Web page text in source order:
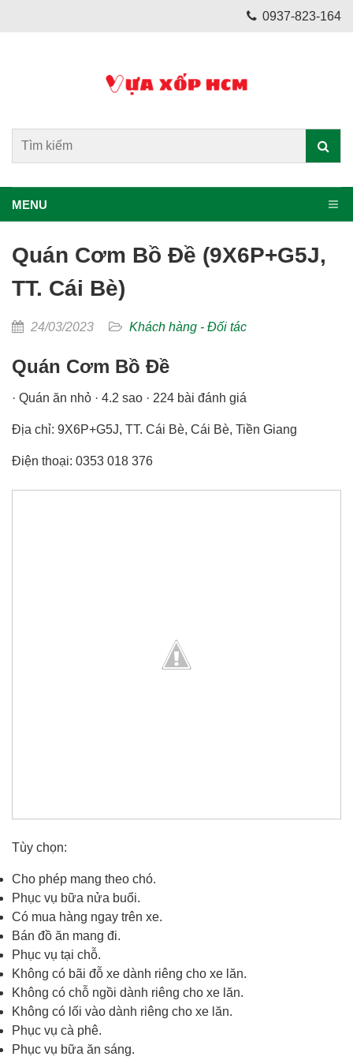
0937-823-164
MENU
Quán Cơm Bồ Đề (9X6P+G5J,
TT. Cái Bè)
24/03/2023 Khách hàng - Đối tác
Quán Cơm Bồ Đề
· Quán ăn nhỏ · 4.2 sao · 224 bài đánh giá
Địa chỉ: 9X6P+G5J, TT. Cái Bè, Cái Bè, Tiền Giang
Điện thoại: 0353 018 376
Tùy chọn:
Cho phép mang theo chó.
Phục vụ bữa nửa buổi.
Có mua hàng ngay trên xe.
Bán đồ ăn mang đi.
Phục vụ tại chỗ.
Không có bãi đỗ xe dành riêng cho xe lăn.
Không có chỗ ngồi dành riêng cho xe lăn.
Không có lối vào dành riêng cho xe lăn.
Phục vụ cà phê.
Phục vụ bữa ăn sáng.